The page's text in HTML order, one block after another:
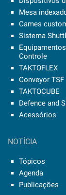
Mesa
Cames
Sistema
Controle
TAKTOFLEX
Conveyor TSF
TAKTOCUBE
Defence and
Acessórios
NOTÍCIA
Tópicos
Agenda
Publicações